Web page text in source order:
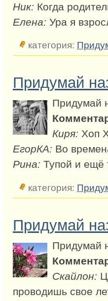
Ник: Когда
Елена: Ура я
категория:
Придумай
Придумай
Киря: Хоп
ЕгорКА: Во
Рина: Тупой и ещё
категория:
Придумай
Придумай
Скайлон:
проводишь свое